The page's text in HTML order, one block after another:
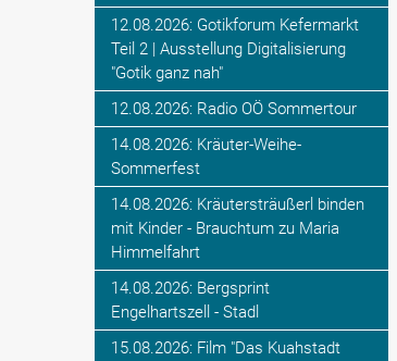
12.08.2026: Gotikforum Kefermarkt
Teil 2 | Ausstellung Digitalisierung
"Gotik ganz nah"
12.08.2026: Radio OÖ Sommertour
14.08.2026: Kräuter-Weihe-
Sommerfest
14.08.2026: Kräutersträußerl binden
mit Kinder - Brauchtum zu Maria
Himmelfahrt
14.08.2026: Bergsprint
Engelhartszell - Stadl
15.08.2026: Film "Das Kuahstadt